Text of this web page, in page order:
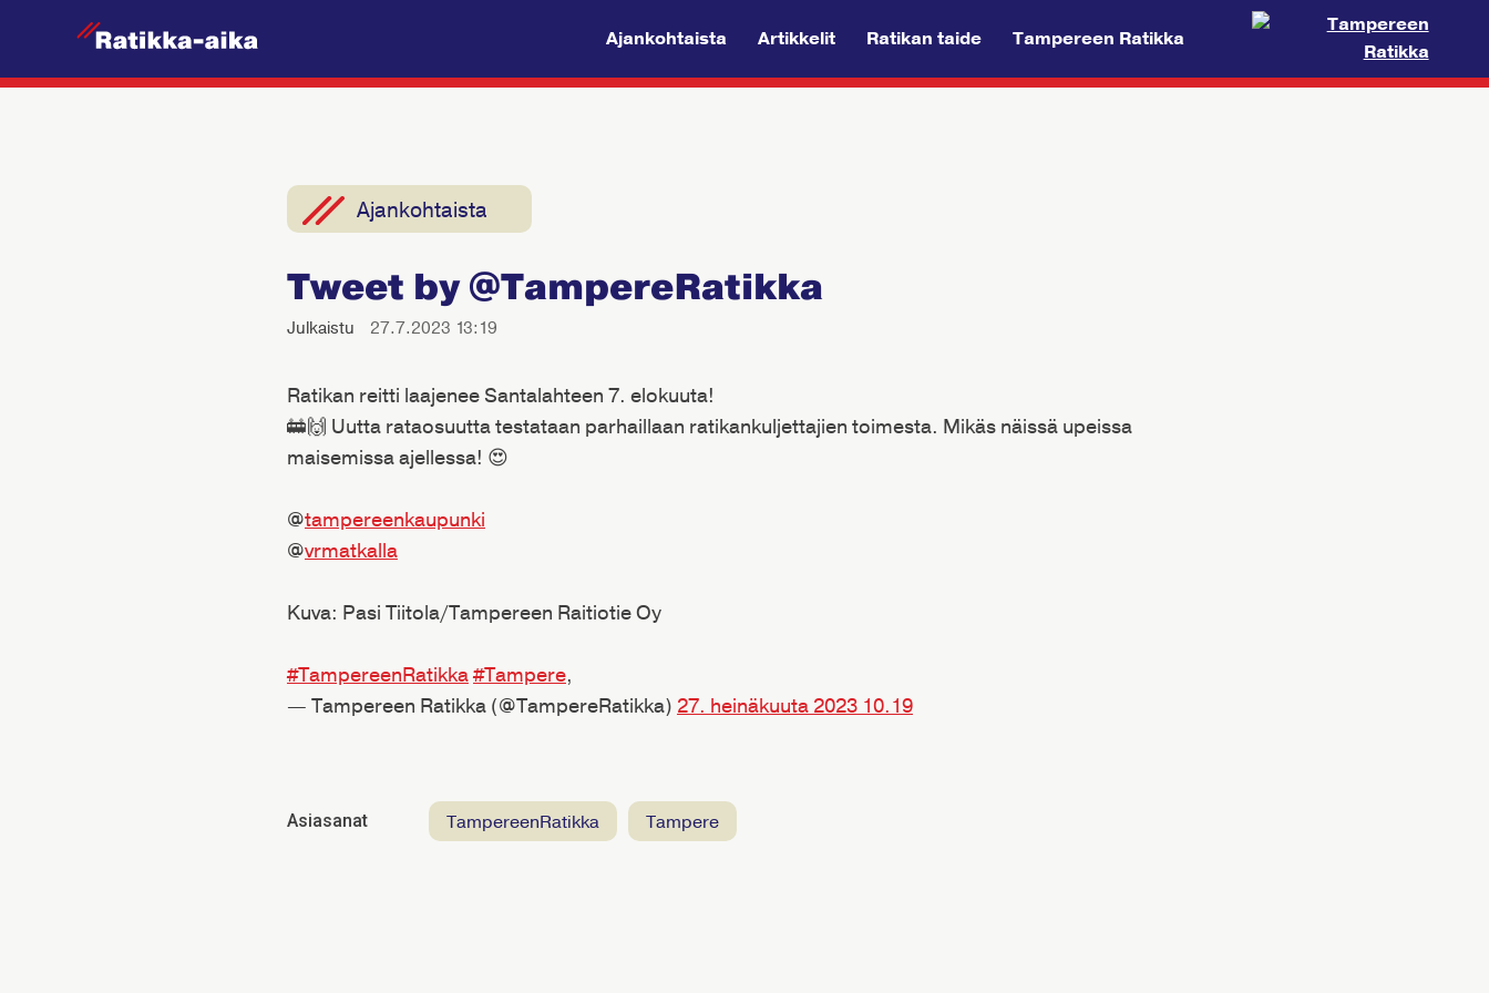
t
k
a
A
i
Ajankohtaista Artikkelit Ratikan taide Tampereen Ratikka
Ajankohtaista
Tweet by @TampereRatikka
Julkaistu 27.7.2023 13:19
Ratikan reitti laajenee Santalahteen 7. elokuuta!
🚋🙌 Uutta rataosuutta testataan parhaillaan ratikankuljettajien toimesta. Mikäs näissä upeissa
maisemissa ajellessa! 😍
@tampereenkaupunki
@vrmatkalla
Kuva: Pasi Tiitola/Tampereen Raitiotie Oy
#TampereenRatikka#Tampere,
— Tampereen Ratikka (@TampereRatikka) 27. heinäkuuta 2023 10.19
Asiasanat TampereenRatikka Tampere